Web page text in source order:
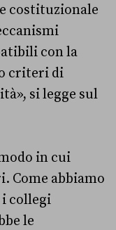
costituzionale
con la
criteri di
si legge sul
in cui
Come abbiamo
collegi
le